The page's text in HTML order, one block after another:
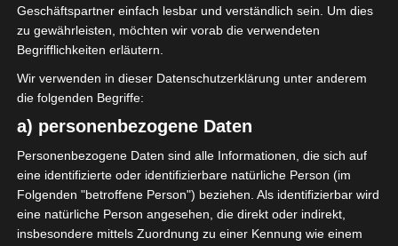
Ligue 1 Pro (Tunesien)
2022/2023 4 360′
2 (1)
2020/2021 3
7
6 1 585′ 1 0
Gesamt:
7 6 1 585′ 1 0 0 4 (1) 0
LETZTE BEGEGNUNGEN
Geschäftspartner einfach lesbar und verständlich sein. Um dies
zu gewährleisten, möchten wir vorab die verwendeten
Begrifflichkeiten erläutern.
Wir verwenden in dieser Datenschutzerklärung unter anderem
die folgenden Begriffe:
a) personenbezogene Daten
Personenbezogene Daten sind alle Informationen, die sich auf
eine identifizierte oder identifizierbare natürliche Person (im
Folgenden "betroffene Person") beziehen. Als identifizierbar wird
eine natürliche Person angesehen, die direkt oder indirekt,
insbesondere mittels Zuordnung zu einer Kennung wie einem